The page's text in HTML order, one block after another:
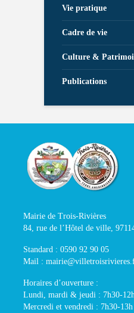
Vie pratique
Cadre de vie
Culture &
Publications
Mairie de Trois-Rivières
84, rue de l’Hôtel de ville,
Standard : 0590 92 90 05
Mail :
Horaires d’ouverture :
Lundi, mardi & jeudi : 7h30-
Mercredi et vendredi : 7h30-13h